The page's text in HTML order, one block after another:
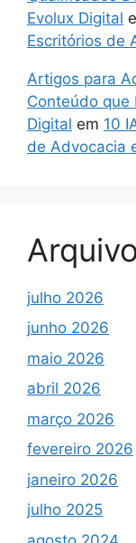
Evolux Digital
Escritórios de
Artigos para
Conteúdo que
Digital em 10
de Advocacia
julho 2026
junho 2026
maio 2026
abril 2026
março 2026
fevereiro 2026
janeiro 2026
julho 2025